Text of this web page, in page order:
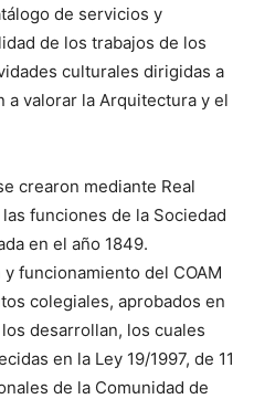
de servicios y
de los trabajos de los
culturales dirigidas a
a valorar la Arquitectura y el
crearon mediante Real
funciones de la Sociedad
en el año 1849.
funcionamiento del COAM
colegiales, aprobados en
desarrollan, los cuales
en la Ley 19/1997, de 11
de la Comunidad de